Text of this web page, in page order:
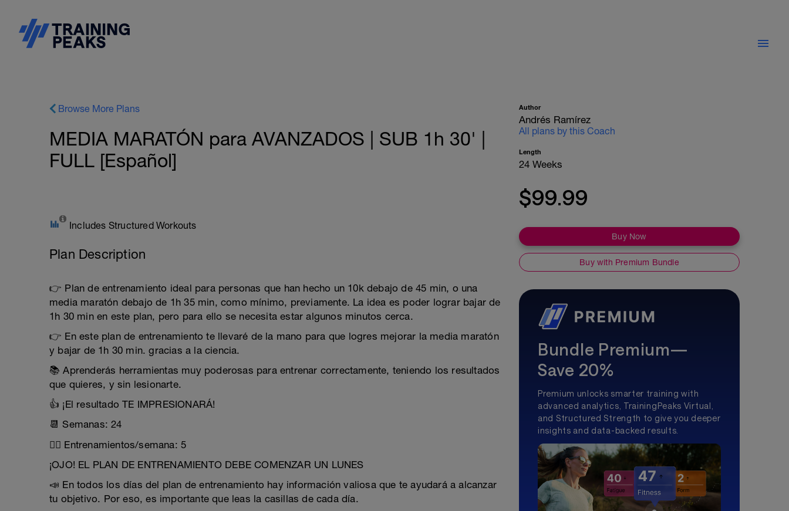
Browse More Plans
MEDIA MARATÓN para AVANZADOS | SUB 1h 30' |
FULL [Español]
Includes Structured Workouts
Plan Description
👉 Plan de entrenamiento ideal para personas que han hecho un 10k debajo de 45 min, o una
media maratón debajo de 1h 35 min, como mínimo, previamente. La idea es poder lograr bajar de
1h 30 min en este plan, pero para ello se necesita estar algunos minutos cerca.
👉 En este plan de entrenamiento te llevaré de la mano para que logres mejorar la media maratón
y bajar de 1h 30 min. gracias a la ciencia.
📚 Aprenderás herramientas muy poderosas para entrenar correctamente, teniendo los resultados
que quieres, y sin lesionarte.
👍 ¡El resultado TE IMPRESIONARÁ!
📆 Semanas: 24
🏃‍♂️ Entrenamientos/semana: 5
¡OJO! EL PLAN DE ENTRENAMIENTO DEBE COMENZAR UN LUNES
📣 En todos los días del plan de entrenamiento hay información valiosa que te ayudará a alcanzar
tu objetivo. Por eso, es importante que leas la casillas de cada día.
Author
Andrés Ramírez
All plans by this Coach
Length
24 Weeks
$99.99
Buy Now
Buy with Premium Bundle
Bundle Premium—
Save 20%
Premium unlocks smarter training with
advanced analytics, TrainingPeaks Virtual,
and Structured Strength to give you deeper
insights and data-backed results.